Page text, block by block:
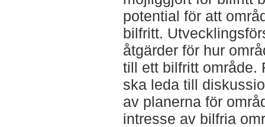
potential för att
bilfritt.
åtgärder för hur
till ett bilfritt område.
ska leda till
av planerna för
intresse av bilfria